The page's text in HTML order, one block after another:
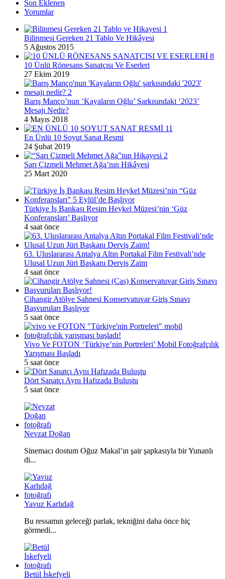
Son Eklenen
Yorumlar
Bilinmesi Gereken 21 Tablo Ve Hikâyesi
5 Ağustos 2015
10 Ünlü Rönesans Sanatçısı Ve Eserleri
27 Ekim 2019
Barış Manço’nun ‘Kayaların Oğlu’ Şarkısındaki ‘2023’
Mesajı Nedir?
4 Mayıs 2018
En Ünlü 10 Soyut Sanat Resmi
24 Şubat 2019
Sarı Çizmeli Mehmet Ağa’nın Hikâyesi
25 Mart 2020
Türkiye İş Bankası Resim Heykel Müzesi’nin ‘Güz
Konferansları’ Başlıyor
4 saat önce
63. Uluslararası Antalya Altın Portakal Film Festivali’nde
Ulusal Uzun Jüri Başkanı Derviş Zaim
4 saat önce
Cihangir Atölye Sahnesi Konservatuvar Giriş Sınavı
Başvuruları Başlıyor
5 saat önce
Vivo Ve FOTON ‘Türkiye’nin Portreleri’ Mobil Fotoğrafçılık
Yarışması Başladı
5 saat önce
Dört Sanatçı Aynı Hafızada Buluştu
5 saat önce
Nevzat Doğan
Sinemacı dostum Oğuz Makal’ın şair şapkasıyla bir Yunanlı
di...
Yavuz Karlıdağ
Bu ressamın geleceği parlak, tekniğini daha önce hiç
görmedi...
Betül İskefyeli